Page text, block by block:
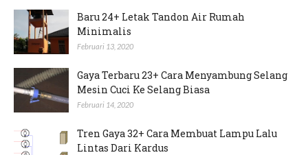
Baru 24+ Letak Tandon Air Rumah
Minimalis
Februari 13, 2020
Gaya Terbaru 23+ Cara Menyambung Selang
Mesin Cuci Ke Selang Biasa
Februari 14, 2020
Tren Gaya 32+ Cara Membuat Lampu Lalu
Lintas Dari Kardus